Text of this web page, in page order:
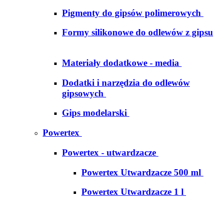
Pigmenty do gipsów polimerowych
Formy silikonowe do odlewów z gipsu
Materiały dodatkowe - media
Dodatki i narzędzia do odlewów
gipsowych
Gips modelarski
Powertex
Powertex - utwardzacze
Powertex Utwardzacze 500 ml
Powertex Utwardzacze 1 l